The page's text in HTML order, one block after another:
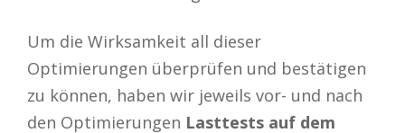
Um die Wirksamkeit all dieser
Optimierungen überprüfen und bestätigen
zu können, haben wir jeweils vor- und nach
den Optimierungen Lasttests auf dem